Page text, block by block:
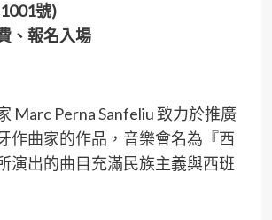
號)
、報名入場
Marc Perna Sanfeliu 致力於推廣
作曲家的作品，音樂會名為『西
演出的曲目充滿民族主義與西班